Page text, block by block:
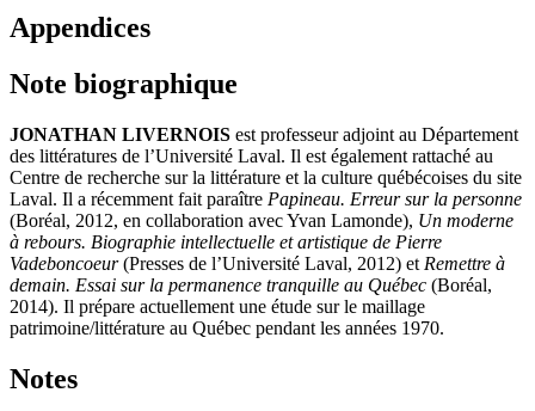
Appendices
Note biographique
JONATHAN LIVERNOIS est professeur adjoint au Département
des littératures de l’Université Laval. Il est également rattaché au
Centre de recherche sur la littérature et la culture québécoises du site
Laval. Il a récemment fait paraître Papineau. Erreur sur la personne
(Boréal, 2012, en collaboration avec Yvan Lamonde), Un moderne
à rebours. Biographie intellectuelle et artistique de Pierre
Vadeboncoeur(Presses de l’Université Laval, 2012) et Remettre à
demain. Essai sur la permanence tranquille au Québec (Boréal,
2014). Il prépare actuellement une étude sur le maillage
patrimoine/littérature au Québec pendant les années 1970.
Notes